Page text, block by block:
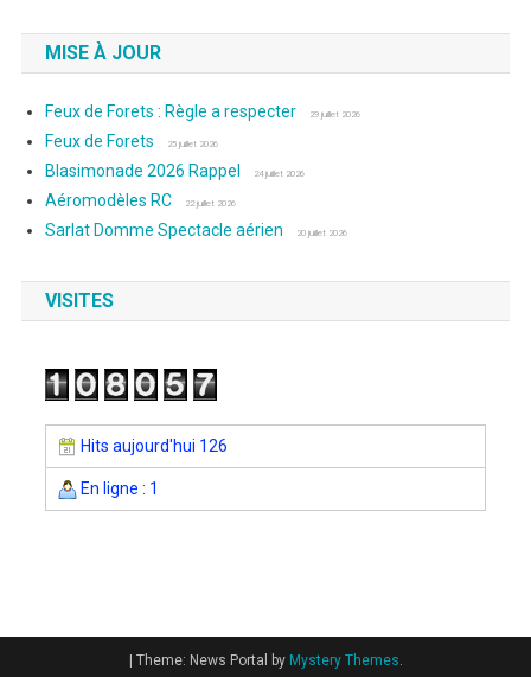
MISE À JOUR
Feux de Forets : Règle a respecter 29 juillet 2026
Feux de Forets 25 juillet 2026
Blasimonade 2026 Rappel 24 juillet 2026
Aéromodèles RC 22 juillet 2026
Sarlat Domme Spectacle aérien 20 juillet 2026
VISITES
Hits aujourd'hui 126
En ligne : 1
Theme: News Portal by Mystery Themes.